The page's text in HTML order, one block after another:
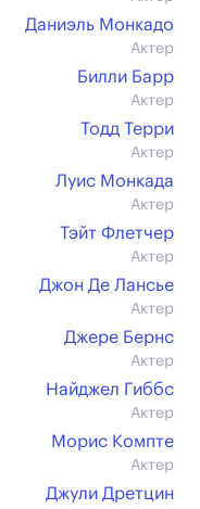
Даниэль Монкадо
Актер
Билли Барр
Актер
Тодд Терри
Актер
Луис Монкада
Актер
Тэйт Флетчер
Актер
Джон Де Лансье
Актер
Джере Бернс
Актер
Найджел Гиббс
Актер
Морис Компте
Актер
Джули Дретцин